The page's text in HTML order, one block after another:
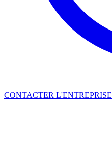
CONTACTER L'ENTREPRISE